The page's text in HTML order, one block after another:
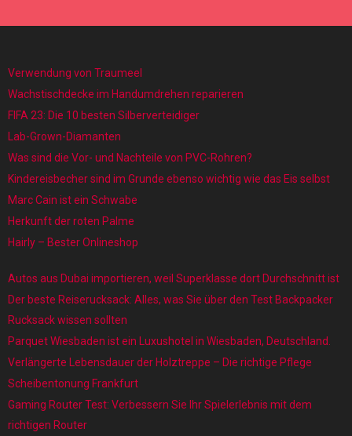
Verwendung von Traumeel
Wachstischdecke im Handumdrehen reparieren
FIFA 23: Die 10 besten Silberverteidiger
Lab-Grown-Diamanten
Was sind die Vor- und Nachteile von PVC-Rohren?
Kindereisbecher sind im Grunde ebenso wichtig wie das Eis selbst
Marc Cain ist ein Schwabe
Herkunft der roten Palme
Hairly – Bester Onlineshop
Autos aus Dubai importieren, weil Superklasse dort Durchschnitt ist
Der beste Reiserucksack: Alles, was Sie über den Test Backpacker
Rucksack wissen sollten
Parquet Wiesbaden ist ein Luxushotel in Wiesbaden, Deutschland.
Verlängerte Lebensdauer der Holztreppe – Die richtige Pflege
Scheibentonung Frankfurt
Gaming Router Test: Verbessern Sie Ihr Spielerlebnis mit dem
richtigen Router